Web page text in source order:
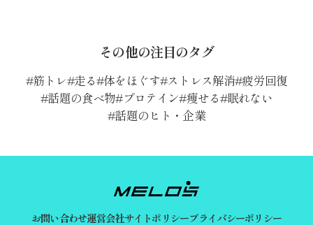
その他の注目のタグ
筋トレ 走る 体をほぐす ストレス解消 疲労回復
話題の食べ物 プロテイン 痩せる 眠れない
話題のヒト・企業
お問い合わせ運営会社サイトポリシープライバシーポリシー